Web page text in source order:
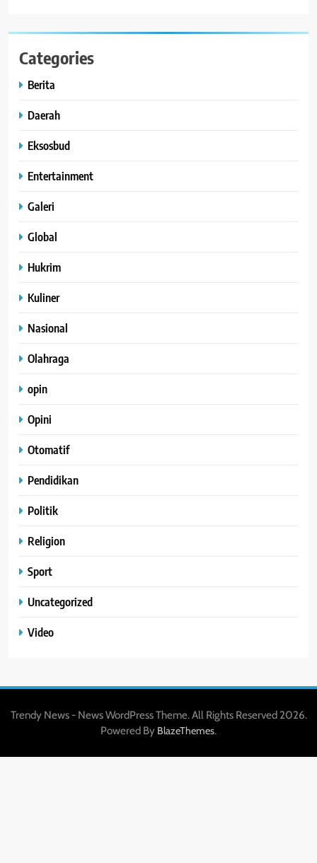
Categories
Berita
Daerah
Eksosbud
Entertainment
Galeri
Global
Hukrim
Kuliner
Nasional
Olahraga
opin
Opini
Otomatif
Pendidikan
Politik
Religion
Sport
Uncategorized
Video
Trendy News - News WordPress Theme. All Rights Reserved 2026.
Powered By BlazeThemes.